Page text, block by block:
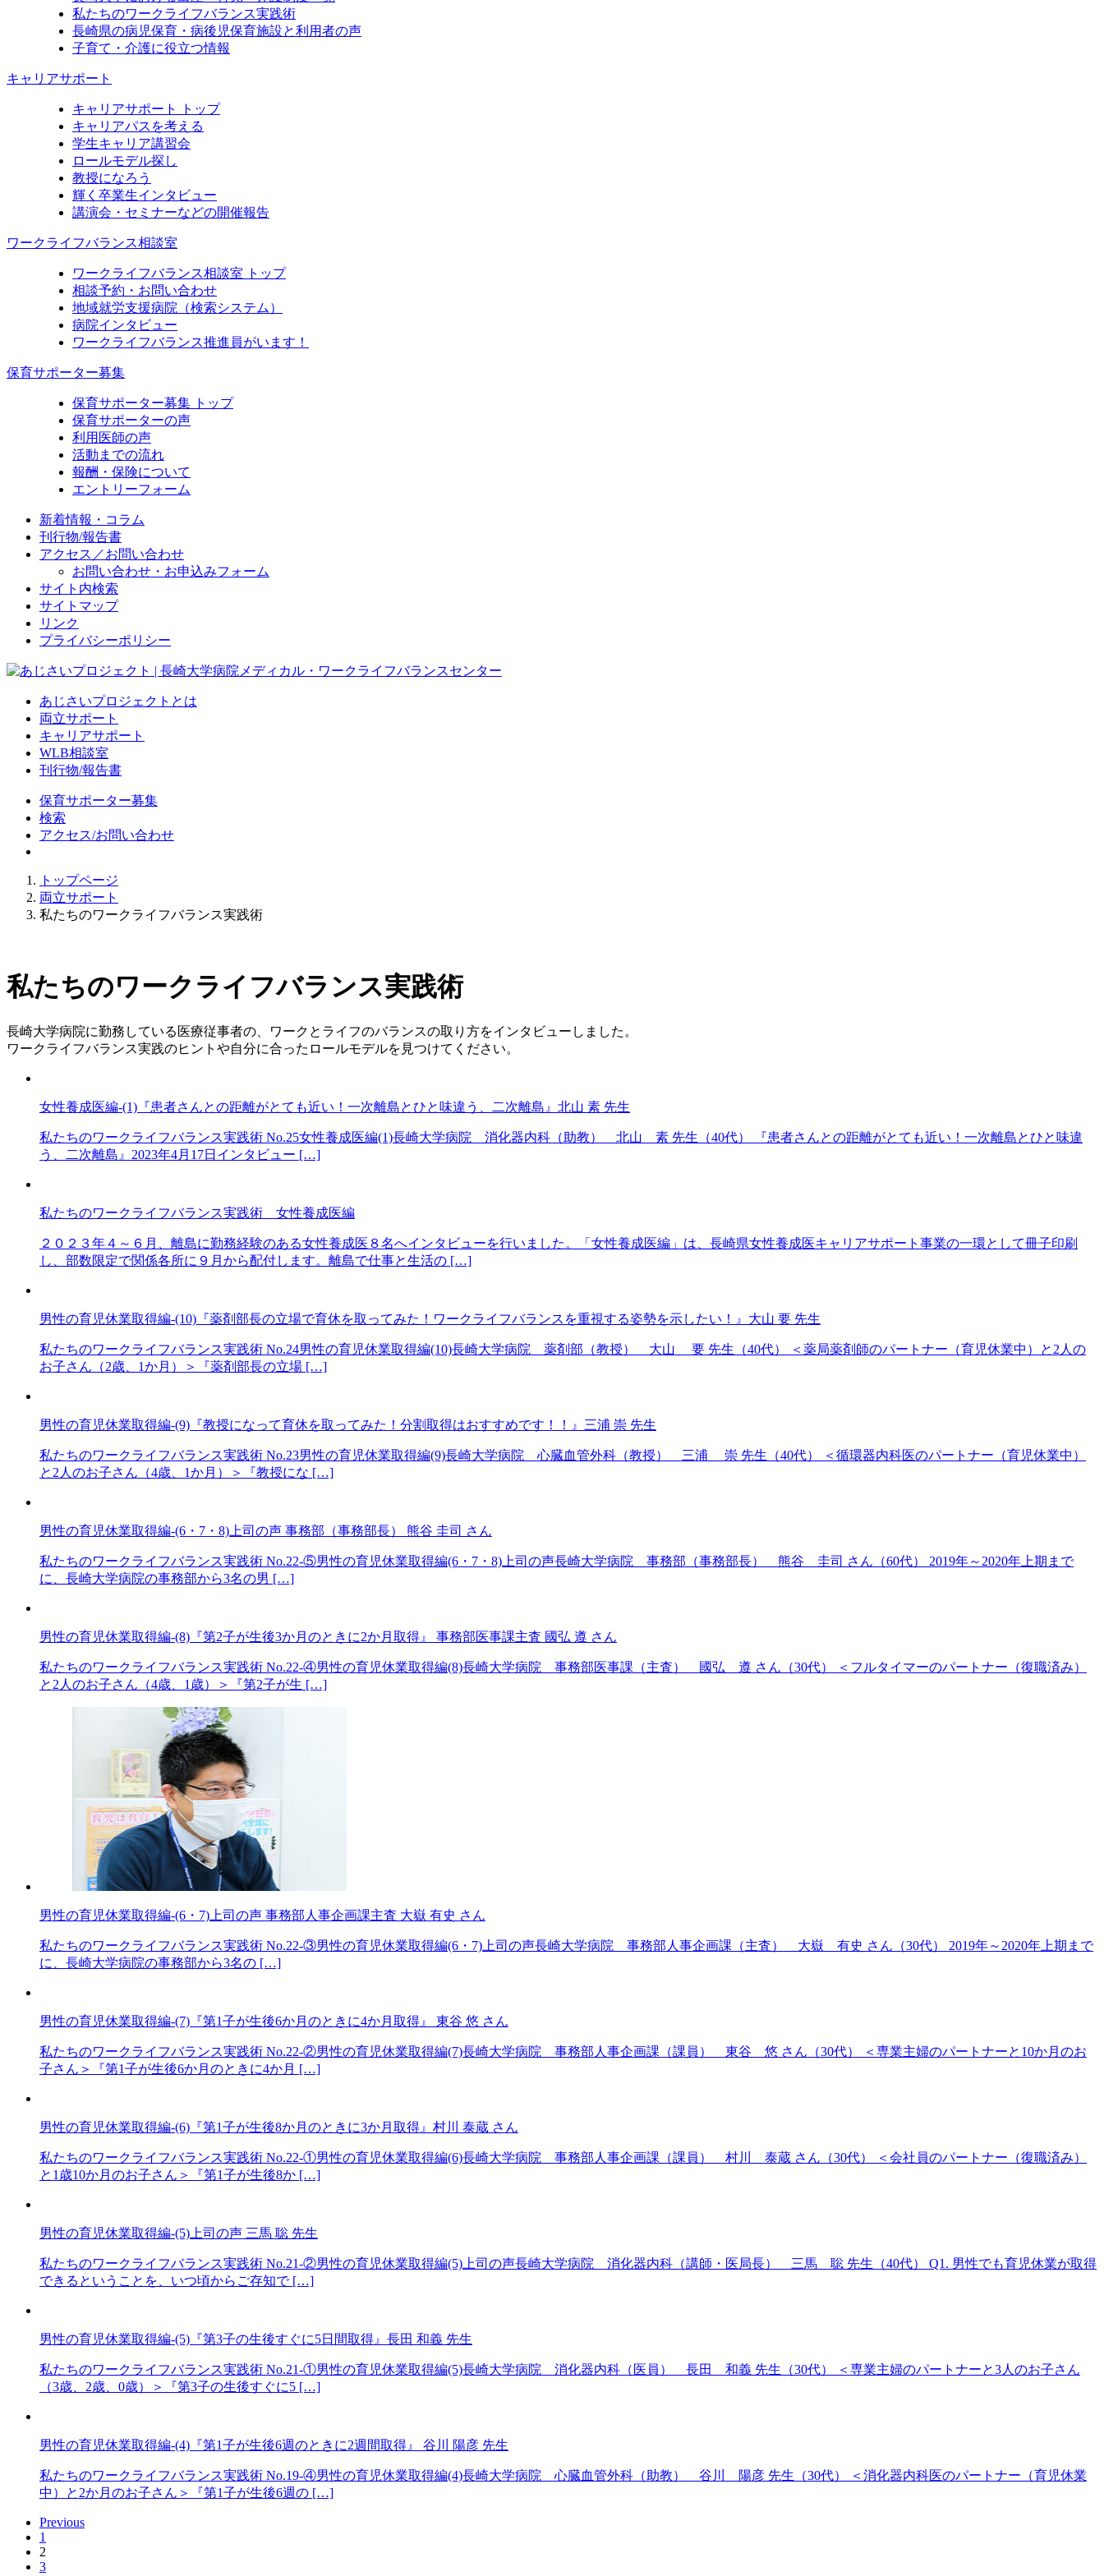
私たちのワークライフバランス実践術
長崎県の病児保育・病後児保育施設と利用者の声
子育て・介護に役立つ情報
キャリアサポート
キャリアサポート トップ
キャリアパスを考える
学生キャリア講習会
ロールモデル探し
教授になろう
輝く卒業生インタビュー
講演会・セミナーなどの開催報告
ワークライフバランス相談室
ワークライフバランス相談室 トップ
相談予約・お問い合わせ
地域就労支援病院（検索システム）
病院インタビュー
ワークライフバランス推進員がいます！
保育サポーター募集
保育サポーター募集 トップ
保育サポーターの声
利用医師の声
活動までの流れ
報酬・保険について
エントリーフォーム
新着情報・コラム
刊行物/報告書
アクセス／お問い合わせ
お問い合わせ・お申込みフォーム
サイト内検索
サイトマップ
リンク
プライバシーポリシー
あじさいプロジェクトとは
両立サポート
キャリアサポート
WLB相談室
刊行物/報告書
保育サポーター募集
検索
アクセス/お問い合わせ
トップページ
両立サポート
私たちのワークライフバランス実践術
私たちのワークライフバランス実践術
長崎大学病院に勤務している医療従事者の、ワークとライフのバランスの取り方をインタビューしました。
ワークライフバランス実践のヒントや自分に合ったロールモデルを見つけてください。
女性養成医編-(1)『患者さんとの距離がとても近い！一次離島とひと味違う、二次離島』北山 素 先生
私たちのワークライフバランス実践術 No.25女性養成医編(1)長崎大学病院 消化器内科（助教） 北山 素 先生（40代） 『患者さんとの距離がとても近い！一次離島とひと味違
う、二次離島』2023年4月17日インタビュー […]
私たちのワークライフバランス実践術 女性養成医編
２０２３年４～６月、離島に勤務経験のある女性養成医８名へインタビューを行いました。「女性養成医編」は、長崎県女性養成医キャリアサポート事業の一環として冊子印刷
し、部数限定で関係各所に９月から配付します。離島で仕事と生活の […]
男性の育児休業取得編-(10)『薬剤部長の立場で育休を取ってみた！ワークライフバランスを重視する姿勢を示したい！』大山 要 先生
私たちのワークライフバランス実践術 No.24男性の育児休業取得編(10)長崎大学病院 薬剤部（教授） 大山 要 先生（40代） ＜薬局薬剤師のパートナー（育児休業中）と2人の
お子さん（2歳、1か月）＞『薬剤部長の立場 […]
男性の育児休業取得編-(9)『教授になって育休を取ってみた！分割取得はおすすめです！！』三浦 崇 先生
私たちのワークライフバランス実践術 No.23男性の育児休業取得編(9)長崎大学病院 心臓血管外科（教授） 三浦 崇 先生（40代） ＜循環器内科医のパートナー（育児休業中）
と2人のお子さん（4歳、1か月）＞『教授にな […]
男性の育児休業取得編-(6・7・8)上司の声 事務部（事務部長） 熊谷 圭司 さん
私たちのワークライフバランス実践術 No.22-⑤男性の育児休業取得編(6・7・8)上司の声長崎大学病院 事務部（事務部長） 熊谷 圭司 さん（60代） 2019年～2020年上期まで
に、長崎大学病院の事務部から3名の男 […]
男性の育児休業取得編-(8)『第2子が生後3か月のときに2か月取得』 事務部医事課主査 國弘 遵 さん
私たちのワークライフバランス実践術 No.22-④男性の育児休業取得編(8)長崎大学病院 事務部医事課（主査） 國弘 遵 さん（30代） ＜フルタイマーのパートナー（復職済み）
と2人のお子さん（4歳、1歳）＞『第2子が生 […]
男性の育児休業取得編-(6・7)上司の声 事務部人事企画課主査 大嶽 有史 さん
私たちのワークライフバランス実践術 No.22-③男性の育児休業取得編(6・7)上司の声長崎大学病院 事務部人事企画課（主査） 大嶽 有史 さん（30代） 2019年～2020年上期まで
に、長崎大学病院の事務部から3名の […]
男性の育児休業取得編-(7)『第1子が生後6か月のときに4か月取得』 東谷 悠 さん
私たちのワークライフバランス実践術 No.22-②男性の育児休業取得編(7)長崎大学病院 事務部人事企画課（課員） 東谷 悠 さん（30代） ＜専業主婦のパートナーと10か月のお
子さん＞『第1子が生後6か月のときに4か月 […]
男性の育児休業取得編-(6)『第1子が生後8か月のときに3か月取得』村川 泰蔵 さん
私たちのワークライフバランス実践術 No.22-①男性の育児休業取得編(6)長崎大学病院 事務部人事企画課（課員） 村川 泰蔵 さん（30代） ＜会社員のパートナー（復職済み）
と1歳10か月のお子さん＞『第1子が生後8か […]
男性の育児休業取得編-(5)上司の声 三馬 聡 先生
私たちのワークライフバランス実践術 No.21-②男性の育児休業取得編(5)上司の声長崎大学病院 消化器内科（講師・医局長） 三馬 聡 先生（40代） Q1. 男性でも育児休業が取得
できるということを、いつ頃からご存知で […]
男性の育児休業取得編-(5)『第3子の生後すぐに5日間取得』長田 和義 先生
私たちのワークライフバランス実践術 No.21-①男性の育児休業取得編(5)長崎大学病院 消化器内科（医員） 長田 和義 先生（30代） ＜専業主婦のパートナーと3人のお子さん
（3歳、2歳、0歳）＞『第3子の生後すぐに5 […]
男性の育児休業取得編-(4)『第1子が生後6週のときに2週間取得』 谷川 陽彦 先生
私たちのワークライフバランス実践術 No.19-④男性の育児休業取得編(4)長崎大学病院 心臓血管外科（助教） 谷川 陽彦 先生（30代） ＜消化器内科医のパートナー（育児休業
中）と2か月のお子さん＞『第1子が生後6週の […]
Previous
1
2
3